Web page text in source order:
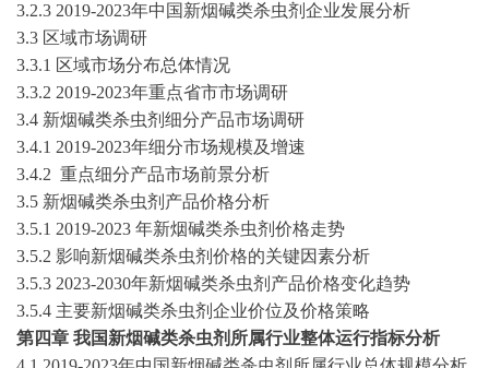
3.2.3 2019-2023年中国 新烟碱类杀虫剂 企业发展分析
3.3 区域市场调研
3.3.1 区域市场分布总体情况
3.3.2 2019-2023年重点省市市场调研
3.4 新烟碱类杀虫剂 细分产品市场调研
3.4.1 2019-2023年细分市场规模及增速
3.4.2 重点细分产品市场前景分析
3.5 新烟碱类杀虫剂 产品价格分析
3.5.1 2019-2023 年新烟碱类杀虫剂 价格走势
3.5.2 影响新烟碱类杀虫剂 价格的关键因素分析
3.5.3 2023-2030年新烟碱类杀虫剂 产品价格变化趋势
3.5.4 主要新烟碱类杀虫剂 企业价位及价格策略
第四章 我国新烟碱类杀虫剂 所属行业整体运行指标分析